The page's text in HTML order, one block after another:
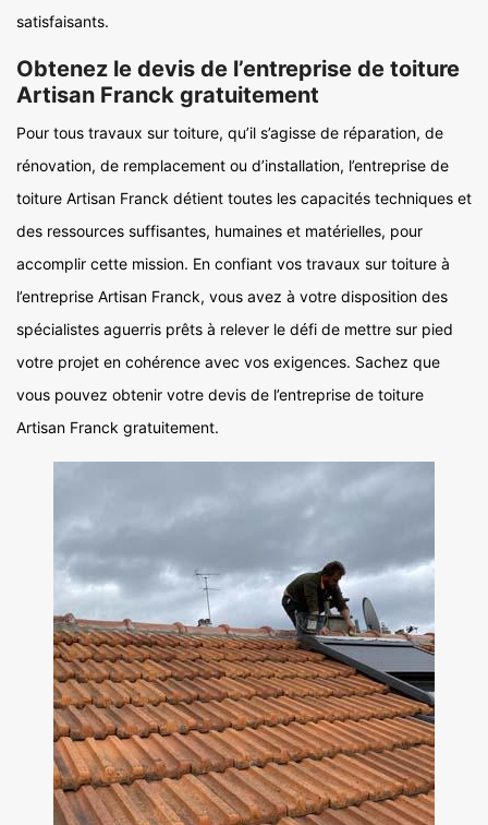
satisfaisants.
Obtenez le devis de l’entreprise de toiture
Artisan Franck gratuitement
Pour tous travaux sur toiture, qu’il s’agisse de réparation, de
rénovation, de remplacement ou d’installation, l’entreprise de
toiture Artisan Franck détient toutes les capacités techniques et
des ressources suffisantes, humaines et matérielles, pour
accomplir cette mission. En confiant vos travaux sur toiture à
l’entreprise Artisan Franck, vous avez à votre disposition des
spécialistes aguerris prêts à relever le défi de mettre sur pied
votre projet en cohérence avec vos exigences. Sachez que
vous pouvez obtenir votre devis de l’entreprise de toiture
Artisan Franck gratuitement.